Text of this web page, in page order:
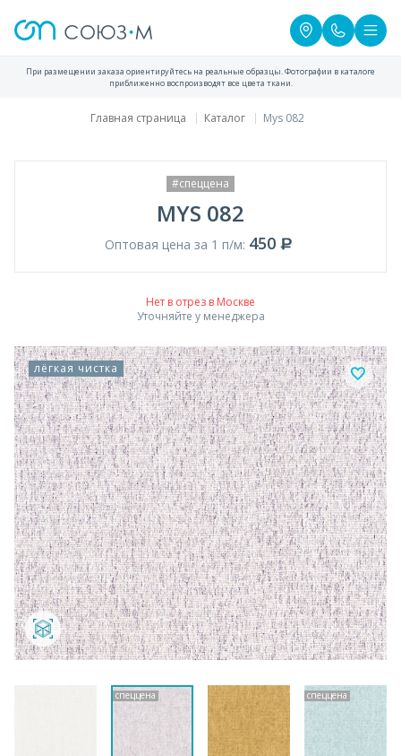
При размещении заказа ориентируйтесь на реальные образцы. Фотографии в каталоге
приближенно воспроизводят все цвета ткани.
Главная страница Каталог Mys 082
#спеццена
MYS 082
Оптовая цена за 1 п/м: 450
Нет в отрез в Москве
Уточняйте у менеджера
лёгкая чистка
спеццена спеццена